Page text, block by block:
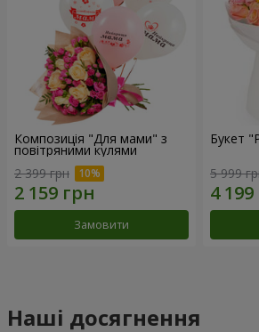
Композиція "Для мами" з
повітряними кулями
2 399 грн
Замовити
Букет
5 999
Наші досягнення